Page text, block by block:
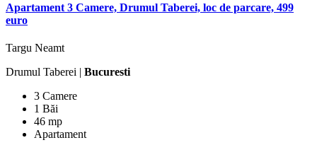
Apartament 3 Camere, Drumul Taberei, loc de parcare, 499
euro
Targu Neamt
Drumul Taberei | Bucuresti
3 Camere
1 Băi
46 mp
Apartament